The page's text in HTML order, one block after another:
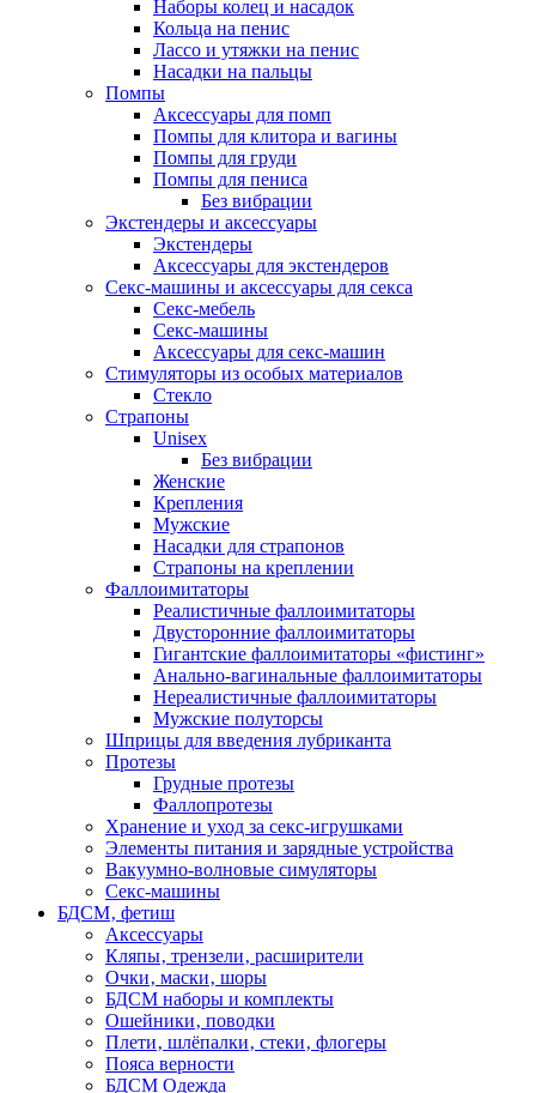
Наборы колец и насадок
Кольца на пенис
Лассо и утяжки на пенис
Насадки на пальцы
Помпы
Аксессуары для помп
Помпы для клитора и вагины
Помпы для груди
Помпы для пениса
Без вибрации
Экстендеры и аксессуары
Экстендеры
Аксессуары для экстендеров
Секс-машины и аксессуары для секса
Секс-мебель
Секс-машины
Аксессуары для секс-машин
Стимуляторы из особых материалов
Стекло
Страпоны
Unisex
Без вибрации
Женские
Крепления
Мужские
Насадки для страпонов
Страпоны на креплении
Фаллоимитаторы
Реалистичные фаллоимитаторы
Двусторонние фаллоимитаторы
Гигантские фаллоимитаторы «фистинг»
Анально-вагинальные фаллоимитаторы
Нереалистичные фаллоимитаторы
Мужские полуторсы
Шприцы для введения лубриканта
Протезы
Грудные протезы
Фаллопротезы
Хранение и уход за секс-игрушками
Элементы питания и зарядные устройства
Вакуумно-волновые симуляторы
Секс-машины
БДСМ‚ фетиш
Аксессуары
Кляпы‚ трензели‚ расширители
Очки‚ маски‚ шоры
БДСМ наборы и комплекты
Ошейники‚ поводки
Плети‚ шлёпалки‚ стеки‚ флогеры
Пояса верности
БДСМ Одежда